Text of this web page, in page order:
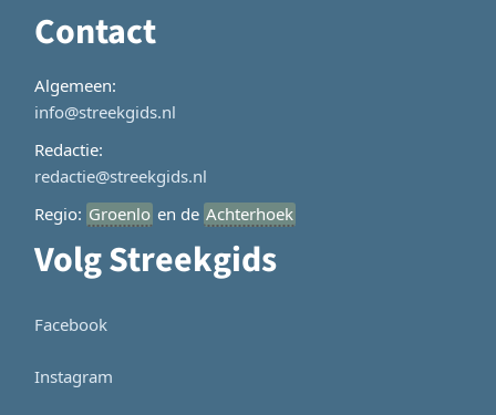
Contact
Algemeen:
info@streekgids.nl
Redactie:
redactie@streekgids.nl
Regio: Groenlo en de Achterhoek
Volg Streekgids
Facebook
Instagram